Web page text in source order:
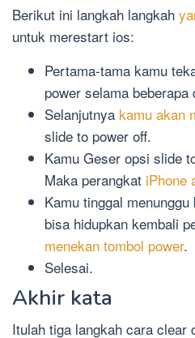
Berikut ini langkah langkah
untuk merestart ios:
Pertama-tama kamu
power selama beberapa
Selanjutnya kamu akan
slide to power off.
Kamu Geser opsi slide
Maka perangkat iPhone
Kamu tinggal
bisa hidupkan kembali
menekan tombol power.
Selesai.
Akhir kata
Itulah tiga langkah cara clear